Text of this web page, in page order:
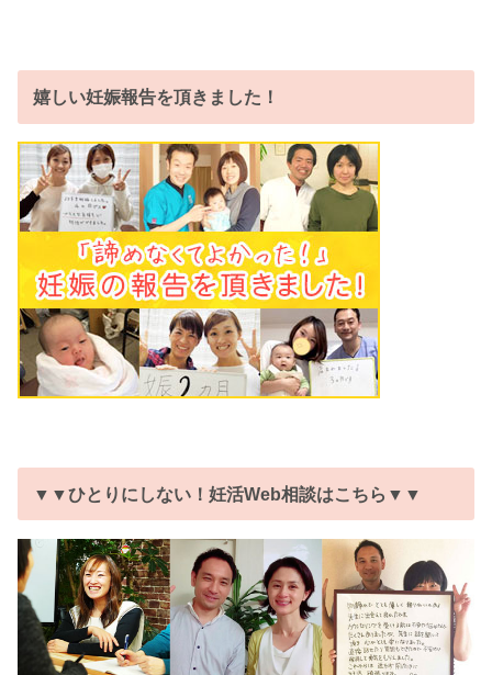
嬉しい妊娠報告を頂きました！
▼▼ひとりにしない！妊活Web相談はこちら▼▼